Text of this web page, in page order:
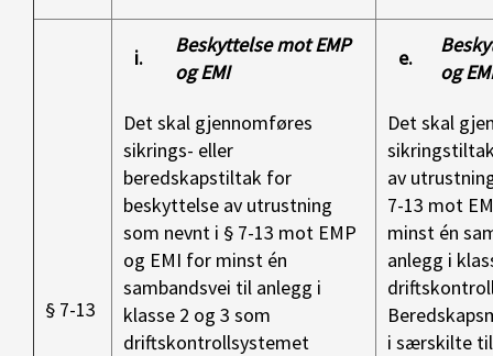
§ 7-13
i.
Beskyttelse mot EMP
og EMI
Det skal gjennomføres
sikrings- eller
beredskapstiltak for
beskyttelse av utrustning
som nevnt i § 7-13 mot EMP
og EMI for minst én
sambandsvei til anlegg i
klasse 2 og 3 som
driftskontrollsystemet
e.
og
Det skal
av
7-13 mot
minst én
anlegg i
i særskilte